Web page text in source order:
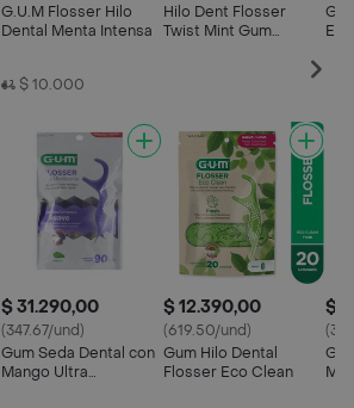
G.U.M Flosser Hilo
Dental Menta Intensa
Hilo Dent Flosser
Twist Mint Gum
$ 10.000
$ 31.290,00
(347.67/und)
Gum Seda Dental con
Mango Ultra
$ 12.390,00
(619.50/und)
Gum Hilo Dental
Flosser Eco Clean
$